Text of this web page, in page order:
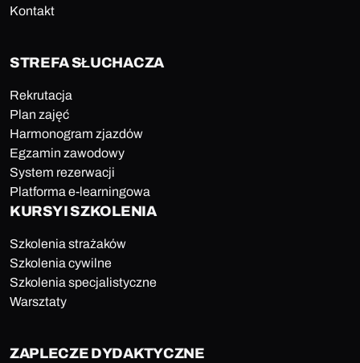
Kontakt
STREFA SŁUCHACZA
Rekrutacja
Plan zajęć
Harmonogram zjazdów
Egzamin zawodowy
System rezerwacji
Platforma e-learningowa
KURSY I SZKOLENIA
Szkolenia strażaków
Szkolenia cywilne
Szkolenia specjalistyczne
Warsztaty
ZAPLECZE DYDAKTYCZNE